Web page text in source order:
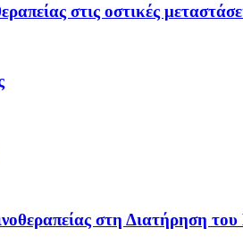
στις οστικές
στη Διατήρηση